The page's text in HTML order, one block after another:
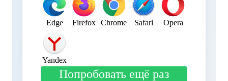
Edge Firefox Chrome Safari Opera
Yandex
Попробовать ещё раз